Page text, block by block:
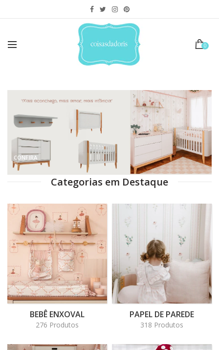
0
CONFIRA
Categorias em Destaque
BEBÊ ENXOVAL
276 Produtos
PAPEL DE PAREDE
318 Produtos